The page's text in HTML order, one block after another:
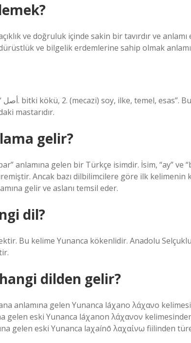
ve doğruluk içinde sakin bir tavırdır ve
ve bilgelik erdemlerine sahip olmak
mastarıdır.
gelir?
anlamına gelen bir Türkçe isimdir. İsim, “ay” ve
Ancak bazı dilbilimcilere göre ilk kelimenin
gelir ve aslanı temsil eder.
dil?
Bu kelime Yunanca kökenlidir. Anadolu
dilden gelir?
anlamına gelen Yunanca láχano λάχανο
gelen eski Yunanca láχanon λάχανον
gelen eski Yunanca laχaínō λαχαίνω fiilinden